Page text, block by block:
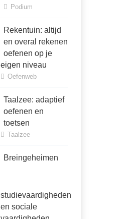
Podium
Rekentuin: altijd
en overal rekenen
oefenen op je
eigen niveau
Oefenweb
Taalzee: adaptief
oefenen en
toetsen
Taalzee
Breingeheimen
studievaardigheden
en sociale